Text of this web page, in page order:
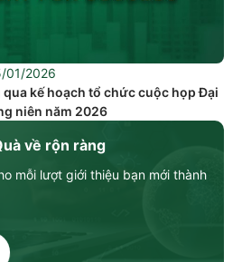
về rộn ràng
mỗi lượt giới thiệu bạn mới thành
01/2026
kế hoạch tổ chức cuộc họp Đại
niên năm 2026